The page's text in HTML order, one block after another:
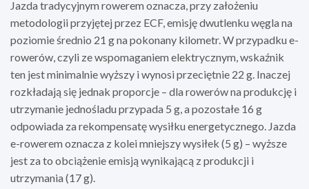
Jazda tradycyjnym rowerem oznacza, przy założeniu
metodologii przyjętej przez ECF, emisję dwutlenku węgla na
poziomie średnio 21 g na pokonany kilometr. W przypadku e-
rowerów, czyli ze wspomaganiem elektrycznym, wskaźnik
ten jest minimalnie wyższy i wynosi przeciętnie 22 g. Inaczej
rozkładają się jednak proporcje – dla rowerów na produkcję i
utrzymanie jednośladu przypada 5 g, a pozostałe 16 g
odpowiada za rekompensatę wysiłku energetycznego. Jazda
e-rowerem oznacza z kolei mniejszy wysiłek (5 g) – wyższe
jest za to obciążenie emisją wynikającą z produkcji i
utrzymania (17 g).